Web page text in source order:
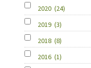
2020 (24)
2019 (3)
2018 (8)
2016 (1)